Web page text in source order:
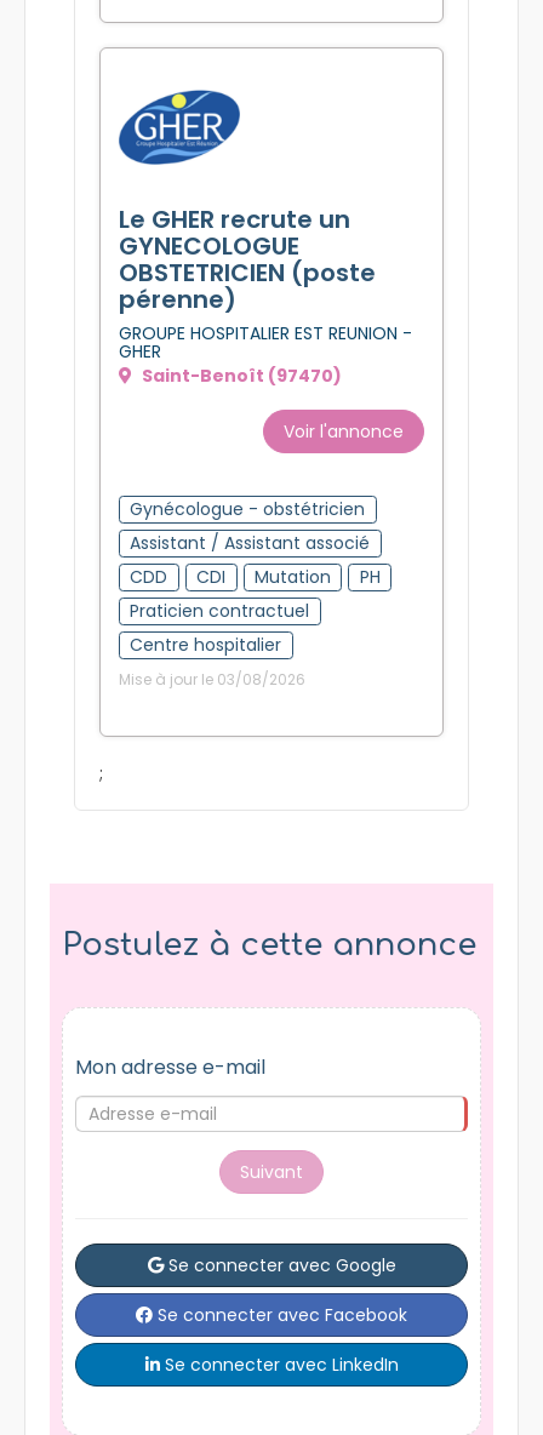
Le GHER recrute un
GYNECOLOGUE
OBSTETRICIEN (poste
pérenne)
GROUPE HOSPITALIER EST REUNION -
GHER
Saint-Benoît (97470)
Voir l'annonce
Gynécologue - obstétricien
Assistant / Assistant associé
CDD
CDI Mutation
PH
Praticien contractuel
Centre hospitalier
Mise à jour le 03/08/2026
;
Postulez à cette annonce
Mon adresse e-mail
Suivant
Se connecter avec Google
Se connecter avec Facebook
Se connecter avec LinkedIn